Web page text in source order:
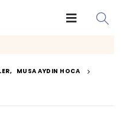
, MUSA AYDIN HOCA